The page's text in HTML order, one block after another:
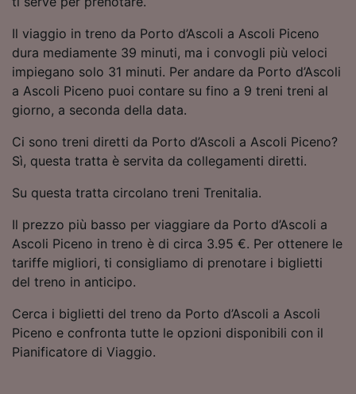
Il viaggio in treno da Porto d’Ascoli a Ascoli Piceno
dura mediamente 39 minuti, ma i convogli più veloci
impiegano solo 31 minuti. Per andare da Porto d’Ascoli
a Ascoli Piceno puoi contare su fino a 9 treni treni al
giorno, a seconda della data.
Ci sono treni diretti da Porto d’Ascoli a Ascoli Piceno?
Sì, questa tratta è servita da collegamenti diretti.
Su questa tratta circolano treni Trenitalia.
Il prezzo più basso per viaggiare da Porto d’Ascoli a
Ascoli Piceno in treno è di circa 3.95 €. Per ottenere le
tariffe migliori, ti consigliamo di prenotare i biglietti
del treno in anticipo.
Cerca i biglietti del treno da Porto d’Ascoli a Ascoli
Piceno e confronta tutte le opzioni disponibili con il
Pianificatore di Viaggio.
Utilizzare dati di geolocalizzazione precisi.
Scansione attiva delle caratteristiche del
dispositivo ai fini dell’identificazione.
Archiviare informazioni su dispositivo e/o
accedervi. Pubblicità e contenuti
personalizzati, misurazione delle prestazioni
dei contenuti e degli annunci, ricerche sul
Elenco dei partner (fornitori)